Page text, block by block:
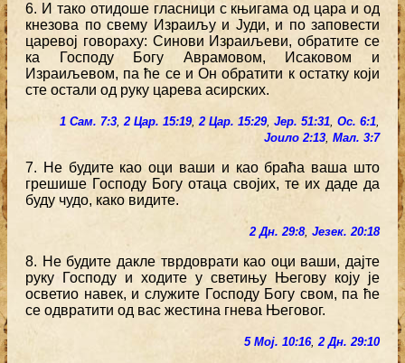
6. И тако отидоше гласници с књигама од цара и од
кнезова по свему Израиљу и Јуди, и по заповести
царевој говораху: Синови Израиљеви, обратите се
ка Господу Богу Аврамовом, Исаковом и
Израиљевом, па ће се и Он обратити к остатку који
сте остали од руку царева асирских.
1 Сам. 7:3,2 Цар. 15:19,2 Цар. 15:29, Јер. 51:31, Ос. 6:1,
Јоило 2:13, Мал. 3:7
7. Не будите као оци ваши и као браћа ваша што
грешише Господу Богу отаца својих, те их даде да
буду чудо, како видите.
2 Дн. 29:8, Језек. 20:18
8. Не будите дакле тврдоврати као оци ваши, дајте
руку Господу и ходите у светињу Његову коју је
осветио навек, и служите Господу Богу свом, па ће
се одвратити од вас жестина гнева Његовог.
5 Мој. 10:16,2 Дн. 29:10